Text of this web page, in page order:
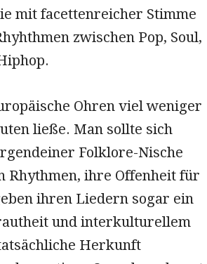
mit facettenreicher Stimme
zwischen Pop, Soul,
Ohren viel weniger
ließe. Man sollte sich
Folklore-Nische
Rhythmen, ihre Offenheit für
ihren Liedern sogar ein
und interkulturellem
Herkunft